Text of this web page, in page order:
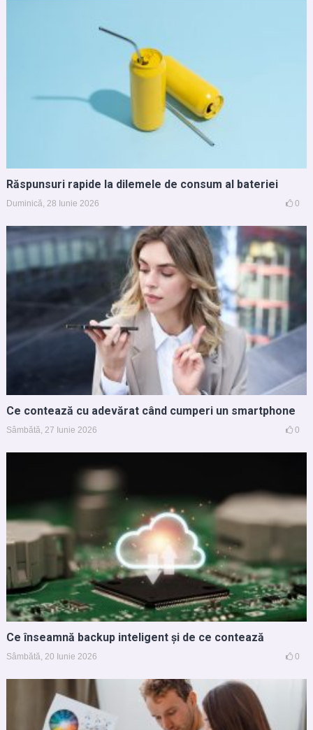
Răspunsuri rapide la dilemele de consum al bateriei
Duminică, 28 Iunie 2026 0
Ce contează cu adevărat când cumperi un smartphone
Sâmbătă, 27 Iunie 2026 0
Ce înseamnă backup inteligent și de ce contează
Sâmbătă, 20 Iunie 2026 0